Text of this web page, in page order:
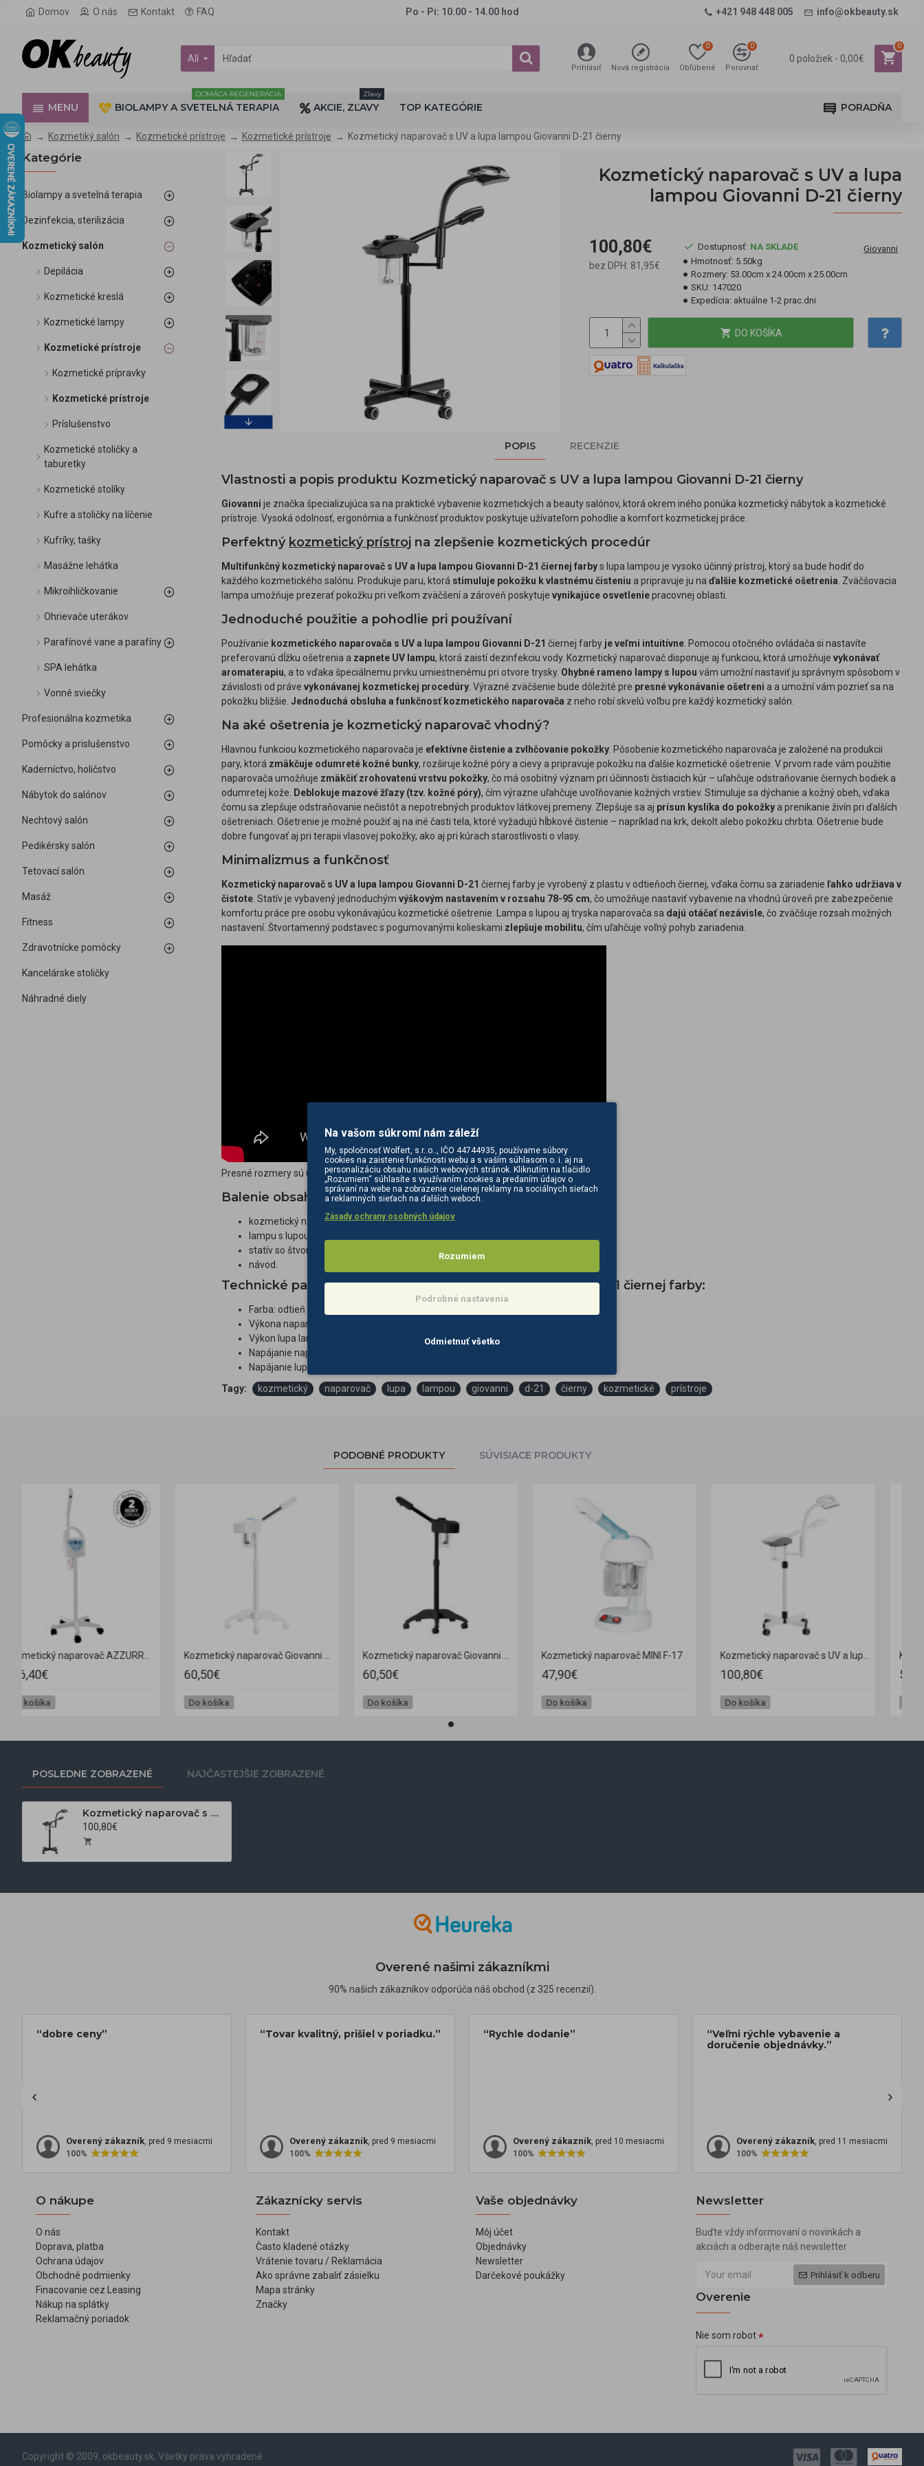
Domov O nás Kontakt FAQ Po - Pi: 10.00 - 14.00 hod +421 948 448 005 info@okbeauty.sk
All
Prihlásiť Nová registrácia Obľúbené
0
Porovnať
0
0 položiek - 0,00€
0
MENU BIOLAMPY A SVETELNÁ TERAPIA
DOMÁCA REGENERÁCIA
AKCIE, ZĽAVY
Zľavy
TOP KATEGÓRIE PORADŇA
Kozmetiký salón Kozmetické prístroje Kozmetické prístroje Kozmetický naparovač s UV a lupa lampou Giovanni D-21 čierny
Kategórie
Biolampy a svetelná terapia
Dezinfekcia, sterilizácia
Kozmetický salón
Depilácia
Kozmetické kreslá
Kozmetické lampy
Kozmetické prístroje
Kozmetické prípravky
Kozmetické prístroje
Príslušenstvo
Kozmetické stoličky a
taburetky
Kozmetické stolíky
Kufre a stoličky na líčenie
Kufríky, tašky
Masážne lehátka
Mikroihličkovanie
Ohrievače uterákov
Parafínové vane a parafíny
SPA lehátka
Vonné sviečky
Profesionálna kozmetika
Pomôcky a prislušenstvo
Kaderníctvo, holičstvo
Nábytok do salónov
Nechtový salón
Pedikérsky salón
Tetovací salón
Masáž
Fitness
Zdravotnícke pomôcky
Kancelárske stoličky
Náhradné diely
Kozmetický naparovač s UV a lupa
lampou Giovanni D-21 čierny
100,80€
bez DPH: 81,95€
Dostupnosť: NA SKLADE
Hmotnosť: 5.50kg
Rozmery: 53.00cm x 24.00cm x 25.00cm
SKU: 147020
Expedícia: aktuálne 1-2 prac.dni
Giovanni
DO KOŠÍKA
POPIS RECENZIE
Vlastnosti a popis produktu Kozmetický naparovač s UV a lupa lampou Giovanni D-21 čierny
Giovanni je značka špecializujúca sa na praktické vybavenie kozmetických a beauty salónov, ktorá okrem iného ponúka kozmetický nábytok a kozmetické
prístroje. Vysoká odolnosť, ergonómia a funkčnosť produktov poskytuje užívateľom pohodlie a komfort kozmetickej práce.
Perfektný kozmetický prístroj na zlepšenie kozmetických procedúr
Multifunkčný kozmetický naparovač s UV a lupa lampou Giovanni D-21 čiernej farbys lupa lampou je vysoko účinný prístroj, ktorý sa bude hodiť do
každého kozmetického salónu. Produkuje paru, ktorá stimuluje pokožku k vlastnému čisteniu a pripravuje ju na ďalšie kozmetické ošetrenia . Zväčšovacia
lampa umožňuje prezerať pokožku pri veľkom zväčšení a zároveň poskytuje vynikajúce osvetleniepracovnej oblasti.
Jednoduché použitie a pohodlie pri používaní
Používanie kozmetického naparovača s UV a lupa lampou Giovanni D-21 čiernej farby je veľmi intuitívne . Pomocou otočného ovládača si nastavíte
preferovanú dĺžku ošetrenia a zapnete UV lampu, ktorá zaistí dezinfekciu vody. Kozmetický naparovač disponuje aj funkciou, ktorá umožňuje vykonávať
aromaterapiu, a to vďaka špeciálnemu prvku umiestnenému pri otvore trysky. Ohybné rameno lampy s lupou vám umožní nastaviť ju správnym spôsobom v
závislosti od práve vykonávanej kozmetickej procedúry . Výrazné zväčšenie bude dôležité pre presné vykonávanie ošetreni a a umožní vám pozrieť sa na
pokožku bližšie. Jednoduchá obsluha a funkčnosť kozmetického naparovača z neho robí skvelú voľbu pre každý kozmetický salón.
Na aké ošetrenia je kozmetický naparovač vhodný?
Hlavnou funkciou kozmetického naparovača je efektívne čistenie a zvlhčovanie pokožky . Pôsobenie kozmetického naparovača je založené na produkcii
pary, ktorá zmäkčuje odumreté kožné bunky, rozširuje kožné póry a cievy a pripravuje pokožku na ďalšie kozmetické ošetrenie. V prvom rade vám použitie
naparovača umožňuje zmäkčiť zrohovatenú vrstvu pokožky, čo má osobitný význam pri účinnosti čistiacich kúr – uľahčuje odstraňovanie čiernych bodiek a
odumretej kože.
Deblokuje mazové žľazy (tzv. kožné póry), čím výrazne uľahčuje uvoľňovanie kožných vrstiev. Stimuluje sa dýchanie a kožný obeh, vďaka
čomu sa zlepšuje odstraňovanie nečistôt a nepotrebných produktov látkovej premeny. Zlepšuje sa aj prísun kyslíka do pokožky a prenikanie živín pri ďalších
ošetreniach. Ošetrenie je možné použiť aj na iné časti tela, ktoré vyžadujú hĺbkové čistenie – napríklad na krk, dekolt alebo pokožku chrbta. Ošetrenie bude
dobre fungovať aj pri terapii vlasovej pokožky, ako aj pri kúrach starostlivosti o vlasy.
Minimalizmus a funkčnosť
Kozmetický naparovač s UV a lupa lampou Giovanni D-21 čiernej farby je vyrobený z plastu v odtieňoch čiernej, vďaka čomu sa zariadenie ľahko udržiava v
čistote . Statív je vybavený jednoduchým výškovým nastavením v rozsahu 78-95 cm, čo umožňuje nastaviť vybavenie na vhodnú úroveň pre zabezpečenie
komfortu práce pre osobu vykonávajúcu kozmetické ošetrenie. Lampa s lupou aj tryska naparovača sa dajú otáčať nezávisle, čo zväčšuje rozsah možných
nastavení. Štvortamenný podstavec s pogumovanými kolieskami zlepšuje mobilitu, čím uľahčuje voľný pohyb zariadenia.
Presné rozmery sú uvedené na obrázku.
Balenie obsahuje:
kozmetický naparovač
lampu s lupou
statív so štvorramennou základňou na gumených kolieskach
návod.
Technické parametre kozmetického naparovača Giovanni D-21 čiernej farby:
Farba: odtieň čiernej
Výkona naparovača: 750 W
Výkon lupa lampy : 9,5 W
Napájanie naparovača: AC 220-240V / 50 Hz
Napájanie lupa lampy: AC 220-240 V / 50 Hz
Tagy:
kozmetický naparovač lupa lampou giovanni d-21 čierny kozmetické prístroje
PODOBNÉ PRODUKTY SÚVISIACE PRODUKTY
1 224,70€
Do košíka
176,40€
Do košíka
60,50€
Do košíka
60,50€
Do košíka
Kozmetický naparovač MINI F-17
47,90€
Do košíka
POSLEDNE ZOBRAZENÉ NAJČASTEJŠIE ZOBRAZENÉ
Kozmetický naparovač s UV a lupa lampou Giovanni D-21 čierny
100,80€
Overené našimi zákazníkmi
90% našich zákazníkov odporúča náš obchod (z 325 recenzií).
“dobre ceny”
Overený zákazník, pred 9 mesiacmi
100%
“Tovar kvalitný, prišiel v poriadku.”
Overený zákazník, pred 9 mesiacmi
100%
“Rychle dodanie”
Overený zákazník, pred 10 mesiacmi
100%
“Veľmi rýchle vybavenie a
doručenie objednávky.”
Overený zákazník, pred 11 mesiacmi
100%
O nákupe
O nás
Doprava, platba
Ochrana údajov
Obchodné podmienky
Finacovanie cez Leasing
Nákup na splátky
Reklamačný poriadok
Zákaznícky servis
Kontakt
Často kladené otázky
Vrátenie tovaru / Reklamácia
Ako správne zabaliť zásielku
Mapa stránky
Značky
Vaše objednávky
Môj účet
Objednávky
Newsletter
Darčekové poukážky
Newsletter
Buďte vždy informovaní o novinkách a
akciách a odberajte náš newsletter
Prihlásiť k odberu
Overenie
Nie som robot
Copyright © 2009, okbeauty.sk, Všetky práva vyhradené
Na vašom súkromí nám záleží
My, spoločnosť Wolfert, s.r..o.., IČO 44744935, používame súbory
cookies na zaistenie funkčnosti webu a s vaším súhlasom o. i. aj na
personalizáciu obsahu našich webových stránok. Kliknutím na tlačidlo
„Rozumiem“ súhlasíte s využívaním cookies a predaním údajov o
správaní na webe na zobrazenie cielenej reklamy na sociálnych sieťach
a reklamných sieťach na ďalších weboch.
Zásady ochrany osobných údajov
Rozumiem
Podrobné nastavenia
Odmietnuť všetko